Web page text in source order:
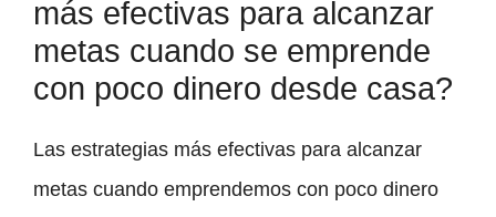
más efectivas para alcanzar
metas cuando se emprende
con poco dinero desde casa?
Las estrategias más efectivas para alcanzar
metas cuando emprendemos con poco dinero